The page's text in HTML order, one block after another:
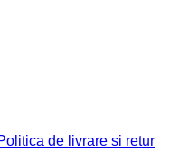
de livrare si retur